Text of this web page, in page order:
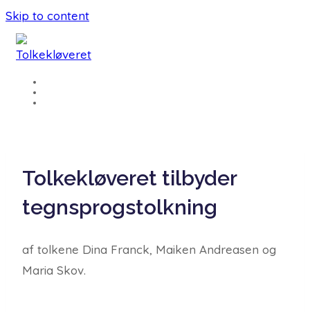
Skip to content
Tolkekløveret tilbyder
tegnsprogstolkning
af tolkene Dina Franck, Maiken Andreasen og
Maria Skov.